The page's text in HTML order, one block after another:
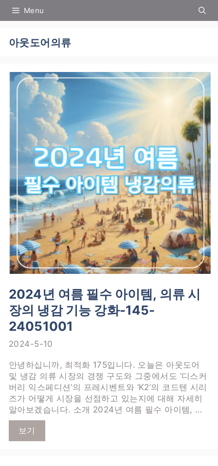
Menu
아웃도어의류
2024년 여름 필수 아이템, 의류 시
장의 냉감 기능 강화-145-
24051001
2024-5-10
안녕하십니까, 최적화 175입니다. 오늘은 아웃도어
및 냉감 의류 시장의 경쟁 구도와 그중에서도 ‘디스커
버리 익스페디션’의 프레시벤트와 ‘K2’의 코드텐 시리
즈가 어떻게 시장을 선점하고 있는지에 대해 자세히
알아보겠습니다. 소개 2024년 여름 필수 아이템, …
보기